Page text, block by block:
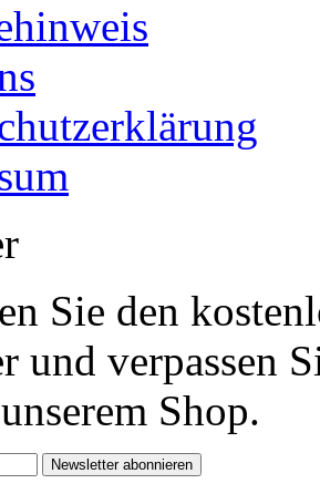
Sie den
und verpassen
Shop.